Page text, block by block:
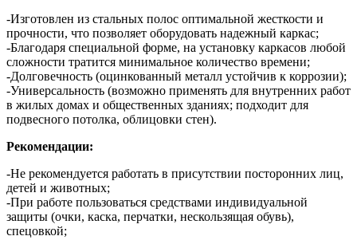
-Изготовлен из стальных полос оптимальной жесткости и
прочности, что позволяет оборудовать надежный каркас;
-Благодаря специальной форме, на установку каркасов любой
сложности тратится минимальное количество времени;
-Долговечность (оцинкованный металл устойчив к коррозии);
-Универсальность (возможно применять для внутренних работ
в жилых домах и общественных зданиях; подходит для
подвесного потолка, облицовки стен).
Рекомендации:
-Не рекомендуется работать в присутствии посторонних лиц,
детей и животных;
-При работе пользоваться средствами индивидуальной
защиты (очки, каска, перчатки, нескользящая обувь),
спецовкой;